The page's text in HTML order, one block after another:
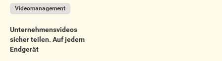
Videomanagement
Unternehmensvideos
sicher teilen. Auf jedem
Endgerät